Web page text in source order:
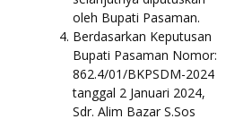
oleh Bupati Pasaman.
Berdasarkan Keputusan
Bupati Pasaman Nomor:
862.4/01/BKPSDM-2024
tanggal 2 Januari 2024,
Sdr. Alim Bazar S.Sos